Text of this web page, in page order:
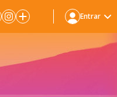
Entrar